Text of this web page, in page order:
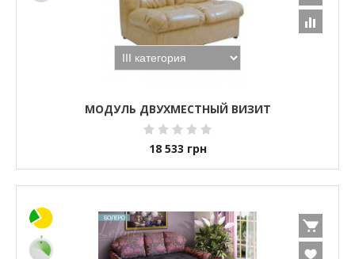
МОДУЛЬ ДВУХМЕСТНЫЙ ВИЗИТ
18 533 грн